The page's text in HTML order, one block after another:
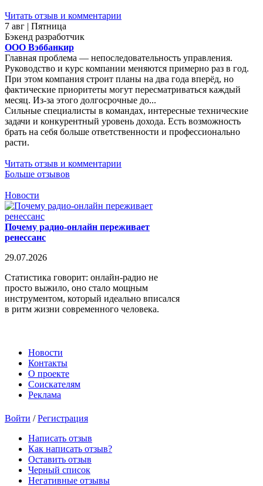
Читать отзыв и комментарии
7 авг | Пятница
Бэкенд разработчик
ООО Вэббанкир
Главная проблема — непоследовательность управления.
Руководство и курс компании меняются примерно раз в год.
При этом компания строит планы на два года вперёд, но
фактические приоритеты могут пересматриваться каждый
месяц. Из-за этого долгосрочные до...
Сильные специалисты в командах, интересные технические
задачи и конкурентный уровень дохода. Есть возможность
брать на себя больше ответственности и профессионально
расти.
Читать отзыв и комментарии
Больше отзывов
Новости
Почему радио-онлайн переживает
ренессанс
29.07.2026
Статистика говорит: онлайн-радио не
просто выжило, оно стало мощным
инструментом, который идеально вписался
в ритм жизни современного человека.
Новости
Контакты
О проекте
Соискателям
Реклама
Войти /Регистрация
Написать отзыв
Как написать отзыв?
Оставить отзыв
Черный список
Негативные отзывы